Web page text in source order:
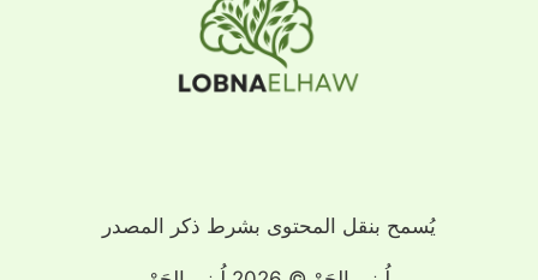
يُسمح بنقل المحتوى بشرط ذكر المصدر